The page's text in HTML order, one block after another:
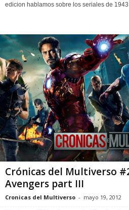
edicion hablamos sobre los seriales de
Crónicas del Multiverso
Avengers part III
Cronicas del Multiverso - mayo 19, 2012